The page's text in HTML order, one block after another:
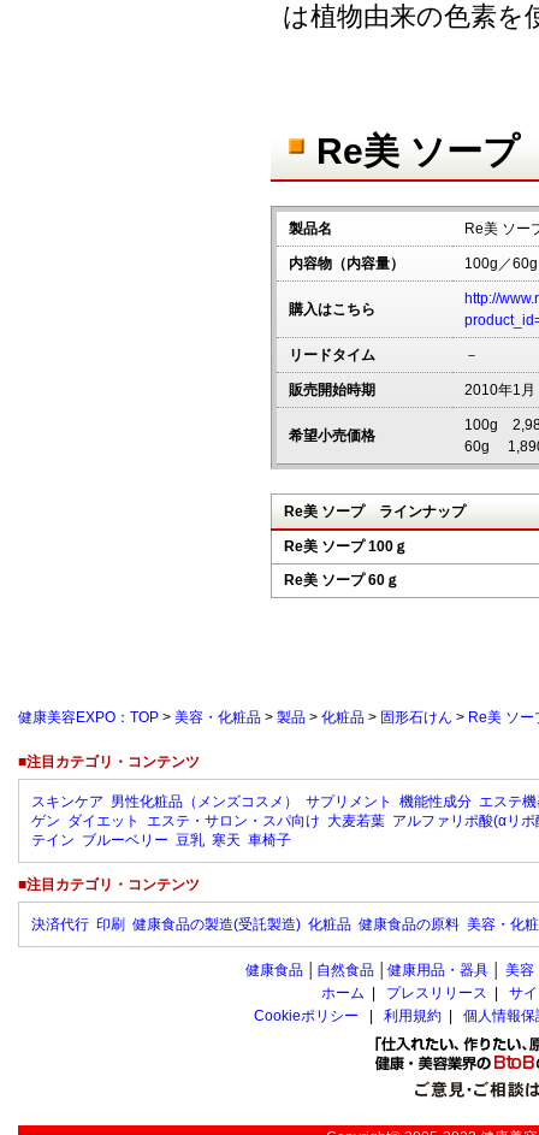
は植物由来の色素を
Re美 ソー
製品名 Re美 ソー
内容物（内容量） 100g／60g
購入はこちら
http://
リードタイム －
販売開始時期 2010年1月
希望小売価格
100g
60g
Re美 ソープ ラインナップ
Re美 ソープ 100ｇ
Re美 ソープ 60ｇ
健康美容EXPO：TOP > 美容・化粧品 > 製品 > 化粧品 > 固形石けん > Re美 ソー
■注目カテゴリ・コンテンツ
スキンケア 男性化粧品（メンズコスメ） サプリメント 機能性成分 エステ
ゲン ダイエット エステ・サロン・スパ向け 大麦若葉 アルファリポ酸(αリポ
テイン ブルーベリー 豆乳 寒天 車椅子
■注目カテゴリ・コンテンツ
決済代行 印刷 健康食品の製造(受託製造) 化粧品 健康食品の原料 美容・化
健康食品 自然食品 健康用品・器具 美容
ホーム
プレスリリース
サ
Cookieポリシー
利用規約 個人情報